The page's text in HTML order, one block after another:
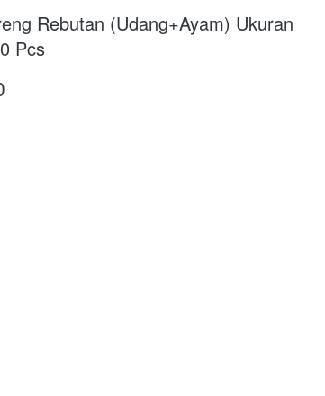
Rebutan (Udang+Ayam) Ukuran
Pcs